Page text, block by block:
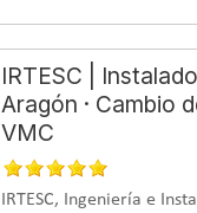
IRTESC |
Aragón · Cambio
VMC
IRTESC, Ingeniería e